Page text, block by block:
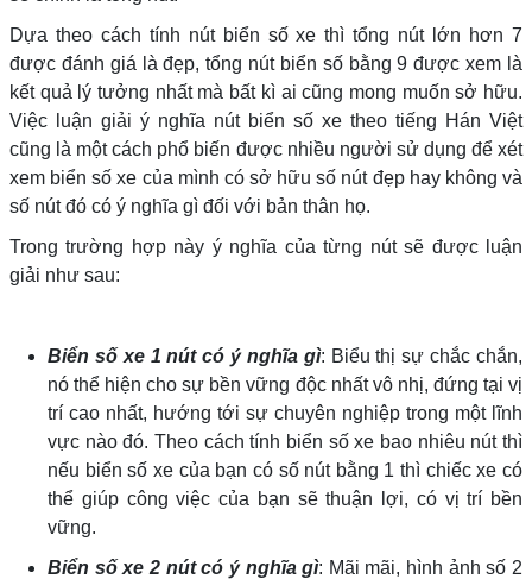
Dựa theo cách tính nút biển số xe thì tổng nút lớn hơn 7
được đánh giá là đẹp, tổng nút biển số bằng 9 được xem là
kết quả lý tưởng nhất mà bất kì ai cũng mong muốn sở hữu.
Việc luận giải ý nghĩa nút biển số xe theo tiếng Hán Việt
cũng là một cách phổ biến được nhiều người sử dụng để xét
xem biển số xe của mình có sở hữu số nút đẹp hay không và
số nút đó có ý nghĩa gì đối với bản thân họ.
Trong trường hợp này ý nghĩa của từng nút sẽ được luận
giải như sau:
Biển số xe 1 nút có ý nghĩa gì: Biểu thị sự chắc chắn,
nó thể hiện cho sự bền vững độc nhất vô nhị, đứng tại vị
trí cao nhất, hướng tới sự chuyên nghiệp trong một lĩnh
vực nào đó. Theo cách tính biển số xe bao nhiêu nút thì
nếu biển số xe của bạn có số nút bằng 1 thì chiếc xe có
thể giúp công việc của bạn sẽ thuận lợi, có vị trí bền
vững.
Biển số xe 2 nút có ý nghĩa gì: Mãi mãi, hình ảnh số 2